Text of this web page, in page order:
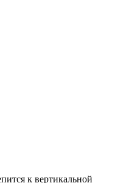
к вертикальной